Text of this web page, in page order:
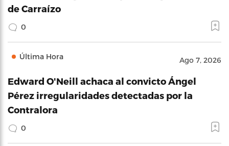
de Carraízo
0
Última Hora Ago 7, 2026
Edward O'Neill achaca al convicto Ángel
Pérez irregularidades detectadas por la
Contralora
0